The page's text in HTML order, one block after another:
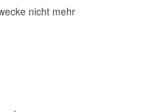
nicht mehr